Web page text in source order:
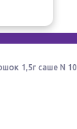
1,5г саше N 10